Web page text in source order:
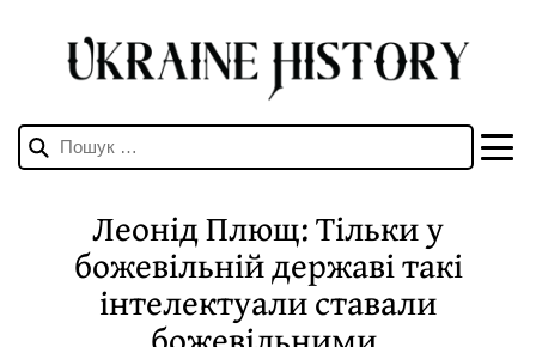
Пошук:
Леонід Плющ: Тільки у
божевільній державі такі
інтелектуали ставали